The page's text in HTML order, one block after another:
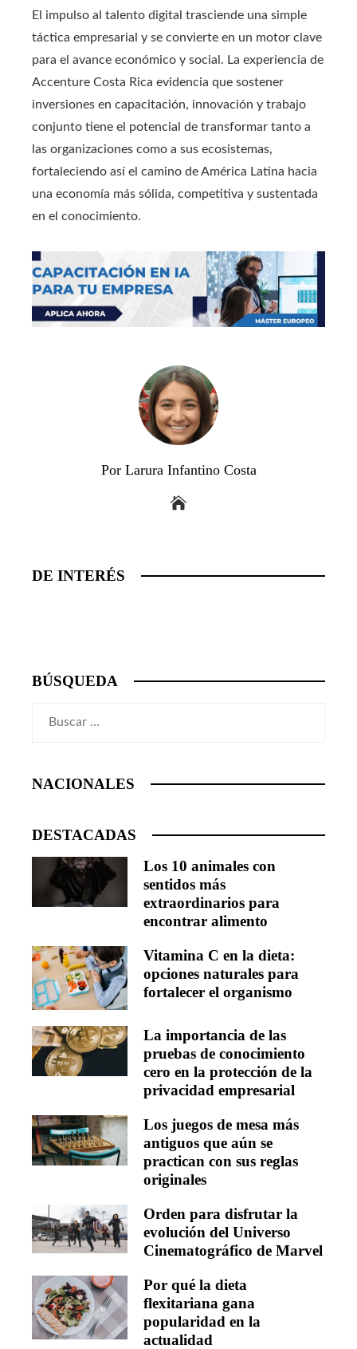
El impulso al talento digital trasciende una simple
táctica empresarial y se convierte en un motor clave
para el avance económico y social. La experiencia de
Accenture Costa Rica evidencia que sostener
inversiones en capacitación, innovación y trabajo
conjunto tiene el potencial de transformar tanto a
las organizaciones como a sus ecosistemas,
fortaleciendo así el camino de América Latina hacia
una economía más sólida, competitiva y sustentada
en el conocimiento.
Por Larura Infantino Costa
DE INTERÉS
BÚSQUEDA
NACIONALES
DESTACADAS
Los 10 animales con
sentidos más
extraordinarios para
encontrar alimento
Vitamina C en la dieta:
opciones naturales para
fortalecer el organismo
La importancia de las
pruebas de conocimiento
cero en la protección de la
privacidad empresarial
Los juegos de mesa más
antiguos que aún se
practican con sus reglas
originales
Orden para disfrutar la
evolución del Universo
Cinematográfico de Marvel
Por qué la dieta
flexitariana gana
popularidad en la
actualidad